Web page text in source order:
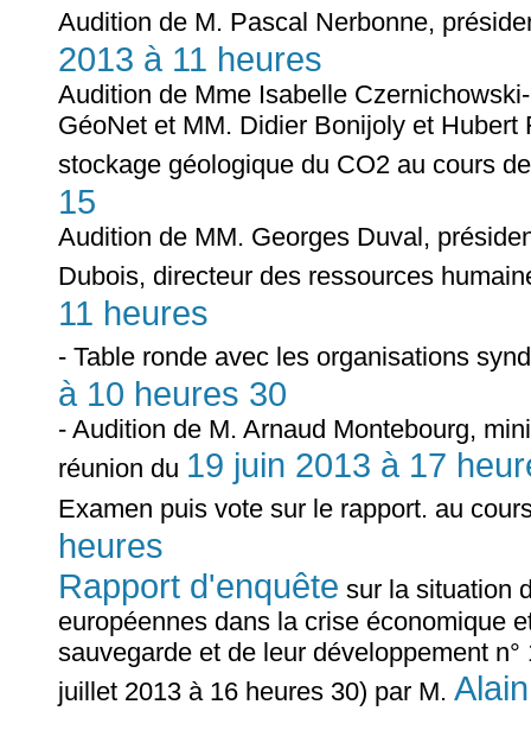
Audition de M. Pascal Nerbonne,
2013 à 11 heures
Audition de Mme Isabelle
GéoNet et MM. Didier Bonijoly et
stockage géologique du CO2 au cours
15
Audition de MM. Georges Duval,
Dubois, directeur des ressources
11 heures
- Table ronde avec les organisations
à 10 heures 30
- Audition de M. Arnaud Montebourg,
réunion du 19 juin 2013 à 17
Examen puis vote sur le rapport. au
heures
Rapport d'enquête sur la situation
européennes dans la crise économique
sauvegarde et de leur développement
juillet 2013 à 16 heures 30) par M.